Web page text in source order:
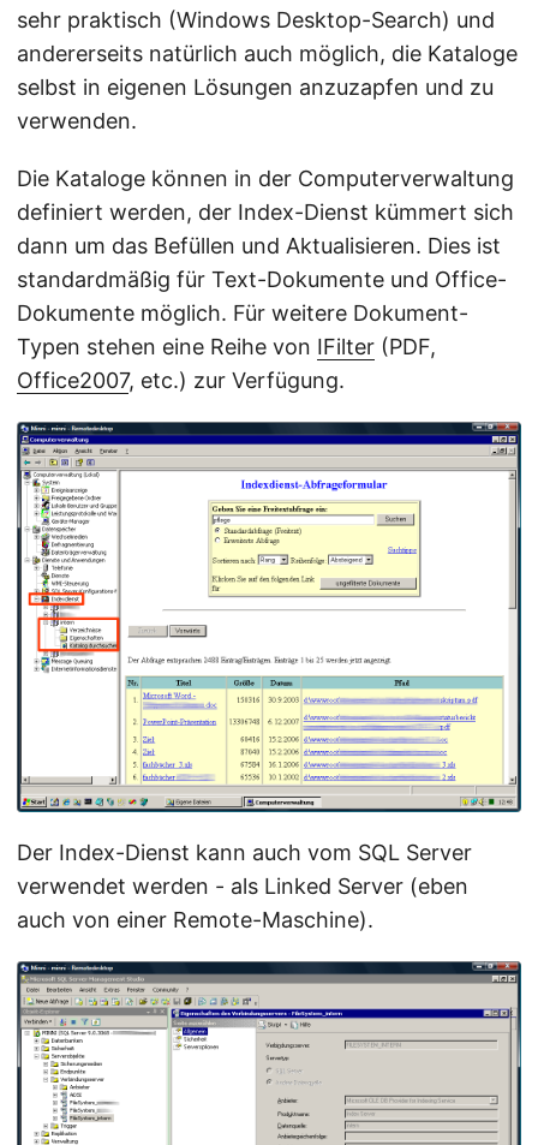
sehr praktisch (Windows Desktop-Search) und
andererseits natürlich auch möglich, die Kataloge
selbst in eigenen Lösungen anzuzapfen und zu
verwenden.
Die Kataloge können in der Computerverwaltung
definiert werden, der Index-Dienst kümmert sich
dann um das Befüllen und Aktualisieren. Dies ist
standardmäßig für Text-Dokumente und Office-
Dokumente möglich. Für weitere Dokument-
Typen stehen eine Reihe von IFilter (PDF,
Office2007, etc.) zur Verfügung.
Der Index-Dienst kann auch vom SQL Server
verwendet werden - als Linked Server (eben
auch von einer Remote-Maschine).